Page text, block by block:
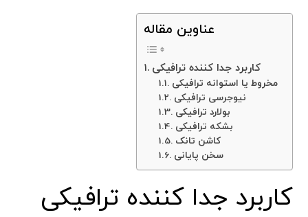
عناوین مقاله
کاربرد جدا کننده ترافیکی
مخروط یا استوانه ترافیکی
نیوجرسی ترافیکی
بولارد ترافیکی
بشکه ترافیکی
کاشن تانک
سخن پایانی
کاربرد جدا کننده ترافیکی